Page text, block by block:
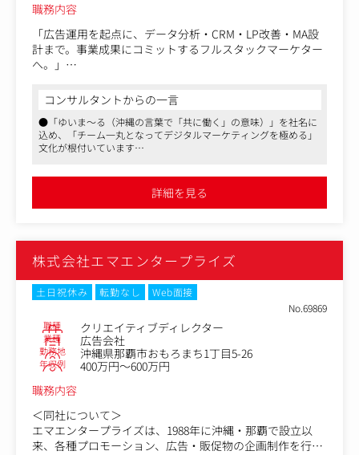
職務内容
「広告運用を起点に、データ分析・CRM・LP改善・MA設
計まで。事業成果にコミットするフルスタックマーケター
へ。」
の運用型広告の運用から取引に入るケースが大半です。そ
のため、まずは自立してそのパフォーマンスを最大化でき
る人材であることが必須です。
そしてその成果をより一層拡大するために、運用型広告以
外の領域の知識・ノウハウが必要となってまいります。そ
補充しますので、より広範囲な守備範囲を獲得していただ
■具体的には
戦略設計・顧客折衝
・施策立案とシミュレーション作成
・全体マーケティング戦略の企画・実行
運用実務・ディレクション
・広告配信（Google/Yahoo/Meta/LINE/TikTok/Tverなど）
・タグ設計・設定、GTM管理、GA4分析
・LP改善、A/Bテスト（Google Optimize）
・広告クリエイティブのディレクション
分析・改善提案
・データポータルなどを活用したレポーティング
コンサルタントからの一言
●「ゆいま～る（沖縄の言葉で「共に働く」の意味）」を社名に
込め、「チーム一丸となってデジタルマーケティングを極める」
文化が根付いています
●代表含め物腰の柔らかい方々が多く、上下関係にとらわれず、
誰もが意見を発信しやすい環境。Slackでは雑談から技術共有まで
詳細を見る
株式会社エマエンタープライズ
土日祝休み 転勤なし
Web面接
No.69869
職種 クリエイティブディレクター
業種 広告会社
勤務地 沖縄県那覇市おもろまち1丁目5-26
年収例
400万円～600万円
職務内容
＜同社について＞
エマエンタープライズは、1988年に沖縄・那覇で設立以
来、各種プロモーション、広告・販促物の企画制作を行う